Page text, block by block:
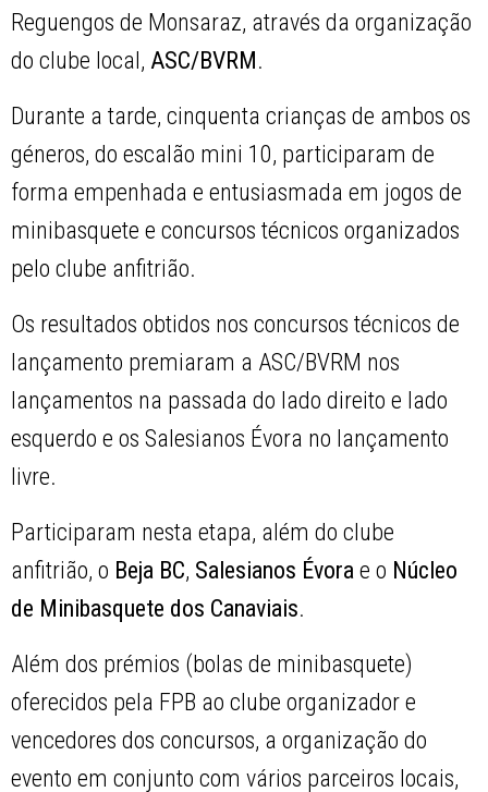
Reguengos de Monsaraz, através da organização
do clube local, ASC/BVRM .
Durante a tarde, cinquenta crianças de ambos os
géneros, do escalão mini 10, participaram de
forma empenhada e entusiasmada em jogos de
minibasquete e concursos técnicos organizados
pelo clube anfitrião.
Os resultados obtidos nos concursos técnicos de
lançamento premiaram a ASC/BVRM nos
lançamentos na passada do lado direito e lado
esquerdo e os Salesianos Évora no lançamento
livre.
Participaram nesta etapa, além do clube
anfitrião, o Beja BC, Salesianos Évora e o Núcleo
de Minibasquete dos Canaviais.
Além dos prémios (bolas de minibasquete)
oferecidos pela FPB ao clube organizador e
vencedores dos concursos, a organização do
evento em conjunto com vários parceiros locais,